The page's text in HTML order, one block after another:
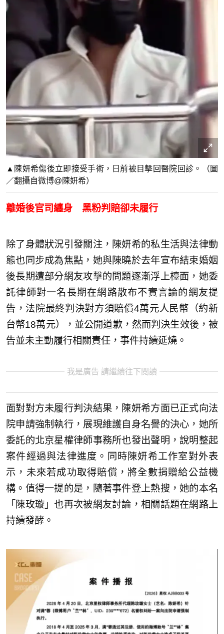
▲陳妍希傷後立即接受手術，日前被目擊回醫院回診。（圖
／翻攝自微博@陳妍希）
離婚後官司纏身 黑粉判賠卻未履行
除了身體狀況引發關注，陳妍希的私生活與法律動
態也同步成為焦點，她與陳曉於去年宣布結束婚姻
後長期遭部分網友攻擊的問題逐漸浮上檯面，她委
託律師對一名長期在網路散布不實言論的網友提
告，法院最終判決對方須賠償4萬元人民幣（約新
台幣18萬元），並公開道歉，然而判決生效後，被
告並未主動履行相關責任，事件持續延燒。
我是廣告 請繼續往下閱讀
面對對方未履行判決結果，陳妍希方面已正式向法
院申請強制執行，展現維護自身名譽的決心，她所
委託的北京星權律師事務所也發出聲明，說明整起
案件經過與法律進度。同時陳妍希工作室對外表
示，未來若成功取得賠償，將全數捐贈給公益機
構。值得一提的是，隨著事件登上熱搜，她的本名
「陳玫璇」也再次被網友討論，相關話題在網路上
持續發酵。